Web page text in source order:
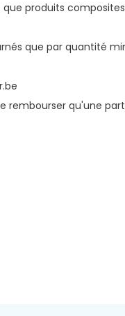
produits
que par quantité
rembourser qu'une